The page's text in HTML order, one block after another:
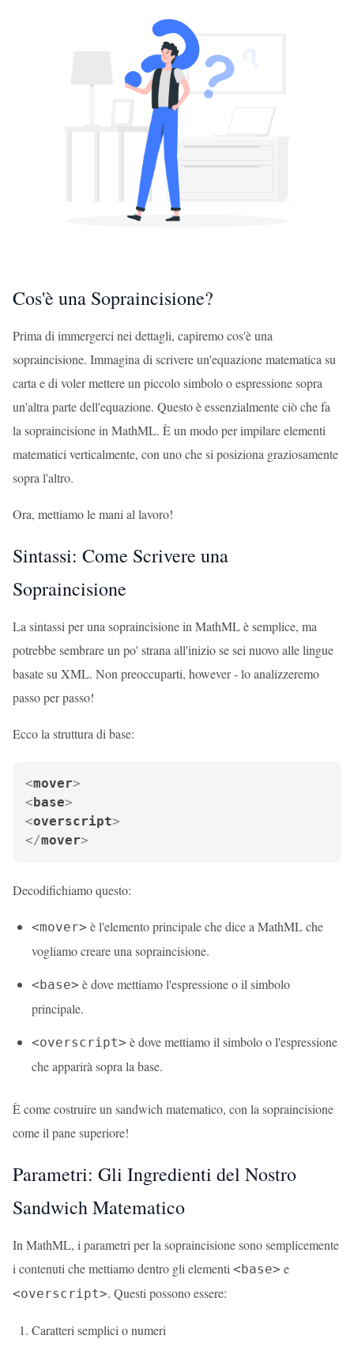
Cos'è una Sopraincisione?
Prima di immergerci nei dettagli, capiremo cos'è una
sopraincisione. Immagina di scrivere un'equazione matematica su
carta e di voler mettere un piccolo simbolo o espressione sopra
un'altra parte dell'equazione. Questo è essenzialmente ciò che fa
la sopraincisione in MathML. È un modo per impilare elementi
matematici verticalmente, con uno che si posiziona graziosamente
sopra l'altro.
Ora, mettiamo le mani al lavoro!
Sintassi: Come Scrivere una
Sopraincisione
La sintassi per una sopraincisione in MathML è semplice, ma
potrebbe sembrare un po' strana all'inizio se sei nuovo alle lingue
basate su XML. Non preoccuparti, however - lo analizzeremo
passo per passo!
Ecco la struttura di base:
<mover>
<base>
<overscript>
</mover>
Decodifichiamo questo:
<mover> è l'elemento principale che dice a MathML che
vogliamo creare una sopraincisione.
<base> è dove mettiamo l'espressione o il simbolo
principale.
<overscript> è dove mettiamo il simbolo o l'espressione
che apparirà sopra la base.
È come costruire un sandwich matematico, con la sopraincisione
come il pane superiore!
Parametri: Gli Ingredienti del Nostro
Sandwich Matematico
In MathML, i parametri per la sopraincisione sono semplicemente
i contenuti che mettiamo dentro gli elementi <base> e
<overscript>. Questi possono essere:
Caratteri semplici o numeri